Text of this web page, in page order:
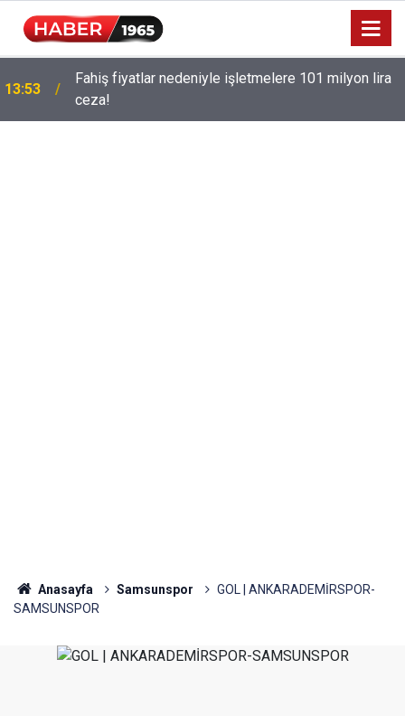
13:53
Fahiş fiyatlar nedeniyle işletmelere 101 milyon lira
ceza!
Anasayfa Samsunspor
GOL | ANKARADEMİRSPOR-
SAMSUNSPOR